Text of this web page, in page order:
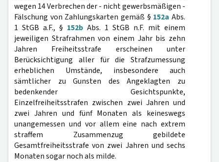
wegen 14 Verbrechen der - nicht gewerbsmäßigen -
Fälschung von Zahlungskarten gemäß § 152a Abs.
1 StGB a.F., § 152b Abs. 1 StGB n.F. mit einem
jeweiligen Strafrahmen von einem Jahr bis zehn
Jahren Freiheitsstrafe erscheinen unter
Berücksichtigung aller für die Strafzumessung
erheblichen Umstände, insbesondere auch
sämtlicher zu Gunsten des Angeklagten zu
bedenkender Gesichtspunkte,
Einzelfreiheitsstrafen zwischen zwei Jahren und
zwei Jahren und fünf Monaten als keineswegs
unangemessen und vor allem eine nach extrem
straffem Zusammenzug gebildete
Gesamtfreiheitsstrafe von zwei Jahren und sechs
Monaten sogar noch als milde.